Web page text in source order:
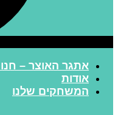
אתגר האוצר –
אודות
המשחקים שלנו